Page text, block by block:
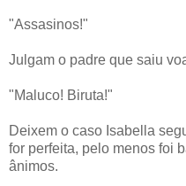
"Assasinos!"
Julgam o padre que saiu
"Maluco! Biruta!"
Deixem o caso Isabella
for perfeita, pelo menos foi
ânimos.